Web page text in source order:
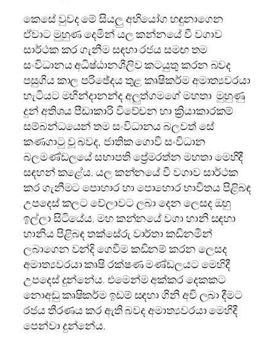
කෙසේ වුවද මේ සියලු අභියෝග හඳුනාගෙන
ඒවාට මුහුණ දෙමින් යල කන්නයේ වී වගාව
සාර්ථක කර ගැනීම සඳහා රජය සමඟ තම
සංවිධානය අධිෂ්ඨානශීලිව කටයුතු කරන බවද
පසුගිය කාල පරිඡේදය තුළ කෘෂිකර්ම අමාත්‍යවරයා
හැටියට මහින්දානන්ද අලුත්ගමගේ මහතා මුහුණු
දුන් අතිශය පීඩාකාරි විවේචන හා ක්‍රියාකාරකම්
සම්බන්ධයෙන් තම සංවිධානය බලවත් සේ
කණගාටු වූ බවද, ජාතික ගොවි සංවිධාන
බලමණ්ඩලයේ සභාපති ප්‍රේමරත්න මහතා මෙහිදී
සඳහන් කළේය. යල කන්නයේ වී වගාව සාර්ථක
කර ගැනීමට පොහාර හා පොහොර භාවිතය පිළිබඳ
උපදෙස් කලට වේලාවට ලබා දෙන ලෙසද ඔහු
ඉල්ලා සිටියේය. මහ කන්නයේ වගා හානි සඳහා
හානිය පිළිබඳ තක්සේරු වාර්තා කඩිනමින්
ලබාගෙන වන්දි ගෙවීම කඩිනම් කරන ලෙසද
අමාත්‍යවරයා කෘෂි රක්ෂණ මණ්ඩලයට මෙහිදී
උපදෙස් දුන්නේය. එමෙන්ම අක්කර දෙකකට
නොඅඩු කෘෂිකර්ම ඉඩම් සඳහා ගිනි අවි ලබා දීමට
රජය තීරණය කර ඇති බවද අමාත්‍යවරයා මෙහිදී
පෙන්වා දුන්නේය.